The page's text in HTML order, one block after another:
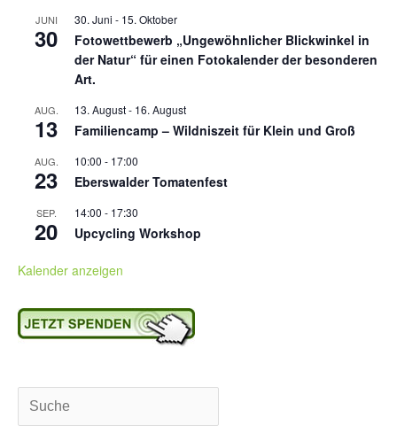
JUNI
30
30. Juni - 15. Oktober
Fotowettbewerb „Ungewöhnlicher Blickwinkel in
der Natur“ für einen Fotokalender der besonderen
Art.
AUG.
13
13. August- 16. August
Familiencamp – Wildniszeit für Klein und Groß
AUG.
23
10:00 - 17:00
Eberswalder Tomatenfest
SEP.
20
14:00 - 17:30
Upcycling Workshop
Kalender anzeigen
Suchen